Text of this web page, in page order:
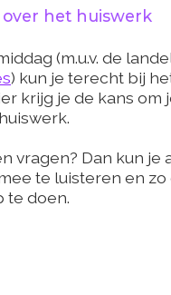
over het huiswerk
(m.u.v. de
) kun je terecht bij
krijg je de kans om
vragen? Dan kun je
te luisteren en zo
te doen.